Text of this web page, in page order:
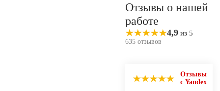
Отзывы о нашей
работе
4,9 из 5
635 отзывов
Отзывы
с Yandex